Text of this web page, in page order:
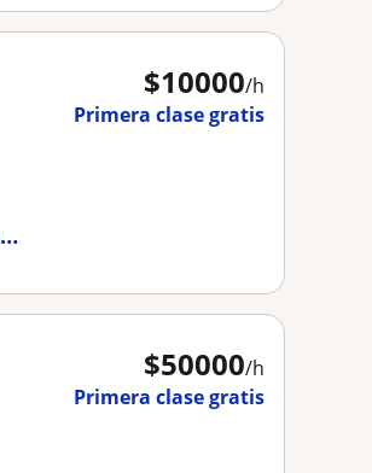
$10000/h
Primera clase gratis
$50000/h
Primera clase gratis